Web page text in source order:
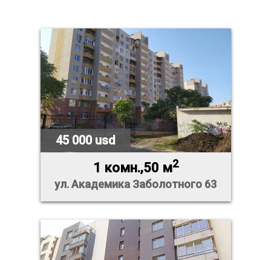
45 000 usd
1 комн.,50 м2
ул. Академика Заболотного 63